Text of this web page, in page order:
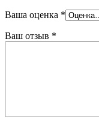
Ваша оценка *
Ваш отзыв *